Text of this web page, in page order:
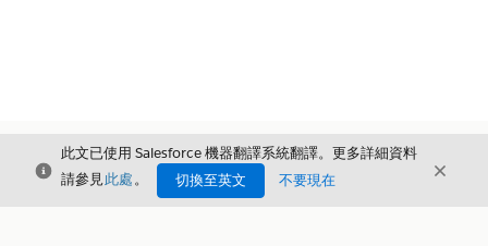
結束
此文已使用 Salesforce 機器翻譯系統翻譯。更多詳細資料
請參見此處。 切換至英文 不要現在 結束